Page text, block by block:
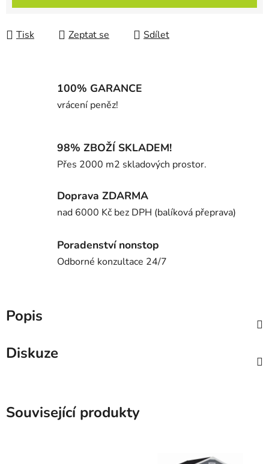
Tisk Zeptat se Sdílet
100% GARANCE
vrácení peněz!
98% ZBOŽÍ SKLADEM!
Přes 2000 m2 skladových prostor.
Doprava ZDARMA
nad 6000 Kč bez DPH (balíková přeprava)
Poradenství nonstop
Odborné konzultace 24/7
Popis
Diskuze
Související produkty